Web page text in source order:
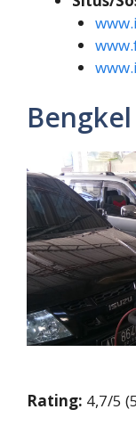
Rating: 4,7/5